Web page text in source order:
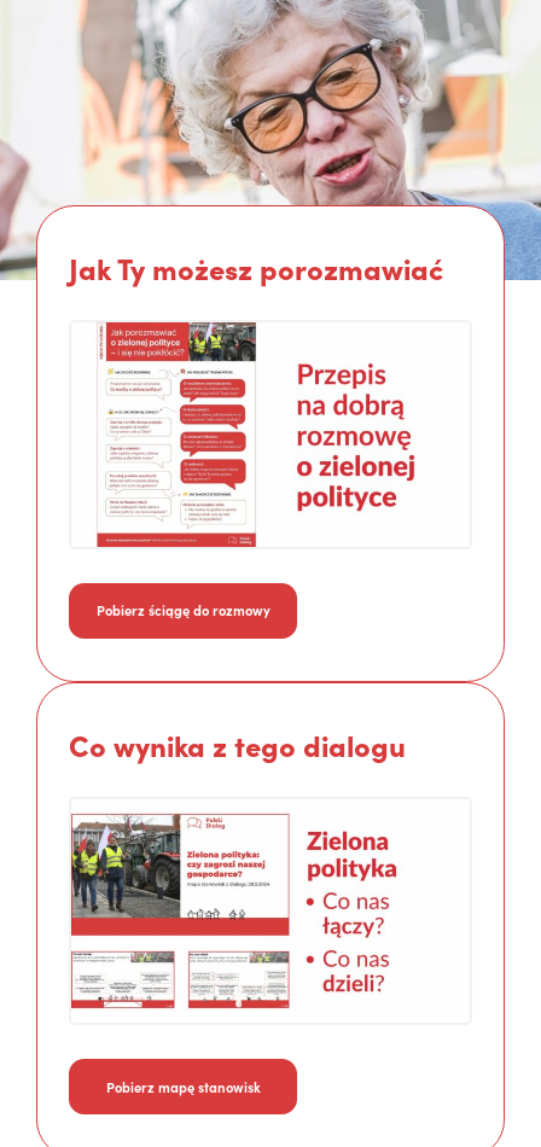
Jak Ty możesz porozmawiać
Pobierz ściągę do rozmowy
Co wynika z tego dialogu
Pobierz mapę stanowisk